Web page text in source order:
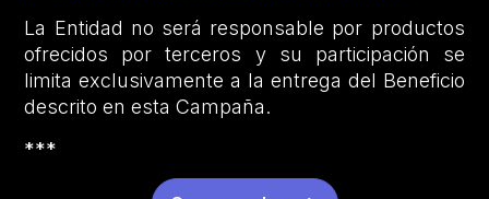
La Entidad no será responsable por productos
ofrecidos por terceros y su participación se
limita exclusivamente a la entrega del Beneficio
descrito en esta Campaña.
***